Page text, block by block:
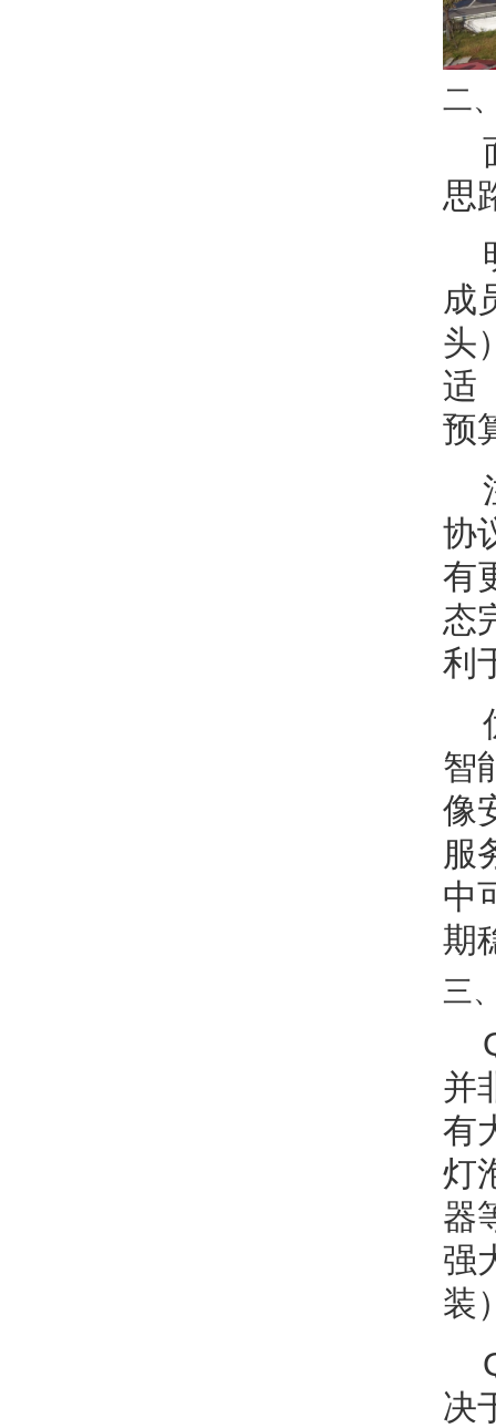
二
思
成
头
适
预
协
有
态
利
智
像
服
中
期
三
并
有
灯
器
强
装
决